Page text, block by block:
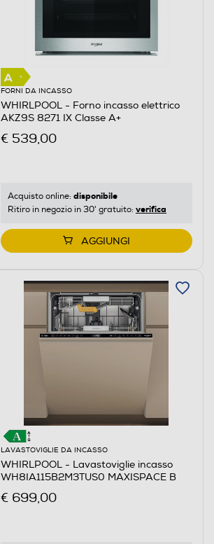
FORNI DA INCASSO
WHIRLPOOL - Forno incasso elettrico
AKZ9S 8271 IX Classe A+
€ 539,00
Acquisto online: disponibile
Ritiro in negozio in 30' gratuito: verifica
AGGIUNGI
LAVASTOVIGLIE DA INCASSO
WHIRLPOOL - Lavastoviglie incasso
WH8IA115B2M3TUS0 MAXISPACE B
€ 699,00